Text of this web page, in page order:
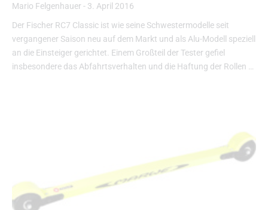
Mario Felgenhauer - 3. April 2016
Der Fischer RC7 Classic ist wie seine Schwestermodelle seit
vergangener Saison neu auf dem Markt und als Alu-Modell speziell
an die Einsteiger gerichtet. Einem Großteil der Tester gefiel
insbesondere das Abfahrtsverhalten und die Haftung der Rollen …